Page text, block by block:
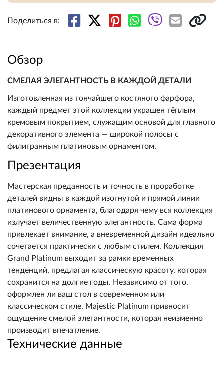
Поделиться в:
Обзор
СМЕЛАЯ ЭЛЕГАНТНОСТЬ В КАЖДОЙ ДЕТАЛИ
Изготовленная из тончайшего костяного фарфора,
каждый предмет этой коллекции украшен тёплым
кремовым покрытием, служащим основой для главного
декоративного элемента — широкой полосы с
филигранным платиновым орнаментом.
Презентация
Мастерская преданность и точность в проработке
деталей видны в каждой изогнутой и прямой линии
платинового орнамента, благодаря чему вся коллекция
излучает величественную элегантность. Сама форма
привлекает внимание, а вневременной дизайн идеально
сочетается практически с любым стилем. Коллекция
Grand Platinum выходит за рамки временных
тенденций, предлагая классическую красоту, которая
сохранится на долгие годы. Независимо от того,
оформлен ли ваш стол в современном или
классическом стиле, Majestic Platinum привносит
ощущение смелой элегантности, которая неизменно
производит впечатление.
Технические данные